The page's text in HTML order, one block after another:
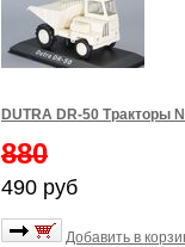
DUTRA DR-50 Тракторы
880
490 руб
Добавить в